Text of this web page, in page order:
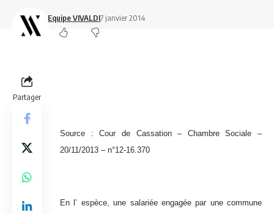
Equipe VIVALDI7 janvier 2014
Partager
Source : Cour de Cassation – Chambre Sociale –
20/11/2013 – n°12-16.370
En l’ espèce, une salariée engagée par une commune